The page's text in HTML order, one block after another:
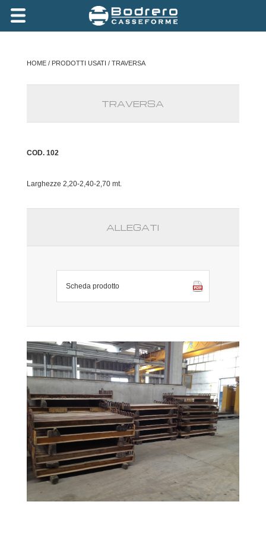
HOME/ PRODOTTI USATI / TRAVERSA
TRAVERSA
COD. 102
Larghezze 2,20-2,40-2,70 mt.
ALLEGATI
Scheda prodotto